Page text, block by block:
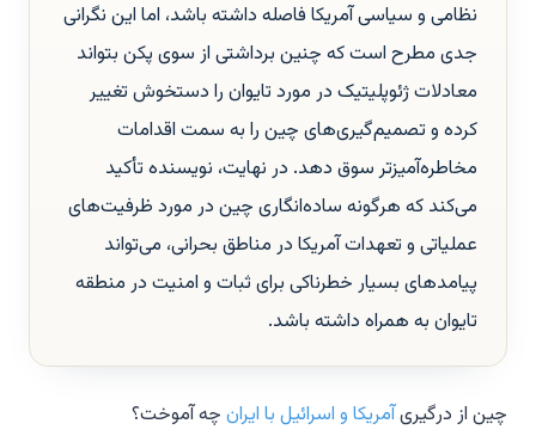
نظامی و سیاسی آمریکا فاصله داشته باشد، اما این نگرانی
جدی مطرح است که چنین برداشتی از سوی پکن بتواند
معادلات ژئوپلیتیک در مورد تایوان را دستخوش تغییر
کرده و تصمیم‌گیری‌های چین را به سمت اقدامات
مخاطره‌آمیزتر سوق دهد. در نهایت، نویسنده تأکید
می‌کند که هرگونه ساده‌انگاری چین در مورد ظرفیت‌های
عملیاتی و تعهدات آمریکا در مناطق بحرانی، می‌تواند
پیامدهای بسیار خطرناکی برای ثبات و امنیت در منطقه
تایوان به همراه داشته باشد.
چین از درگیریآمریکا و اسرائیل با ایران چه آموخت؟